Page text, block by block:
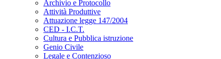
Archivio e Protocollo
Attività Produttive
Attuazione legge 147/2004
CED - I.C.T.
Cultura e Pubblica istruzione
Genio Civile
Legale e Contenzioso